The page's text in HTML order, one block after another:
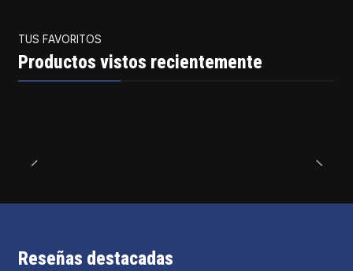
TUS FAVORITOS
Productos vistos recientemente
Reseñas destacadas